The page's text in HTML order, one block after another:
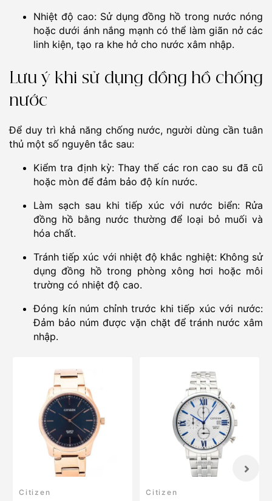
Nhiệt độ cao: Sử dụng đồng hồ trong nước nóng
hoặc dưới ánh nắng mạnh có thể làm giãn nở các
linh kiện, tạo ra khe hở cho nước xâm nhập.
Lưu ý khi sử dụng đồng hồ chống
nước
Để duy trì khả năng chống nước, người dùng cần tuân
thủ một số nguyên tắc sau:
Kiểm tra định kỳ: Thay thế các ron cao su đã cũ
hoặc mòn để đảm bảo độ kín nước.
Làm sạch sau khi tiếp xúc với nước biển: Rửa
đồng hồ bằng nước thường để loại bỏ muối và
hóa chất.
Tránh tiếp xúc với nhiệt độ khắc nghiệt: Không sử
dụng đồng hồ trong phòng xông hơi hoặc môi
trường có nhiệt độ cao.
Đóng kín núm chỉnh trước khi tiếp xúc với nước:
Đảm bảo núm được vặn chặt để tránh nước xâm
nhập.
Citizen Citizen